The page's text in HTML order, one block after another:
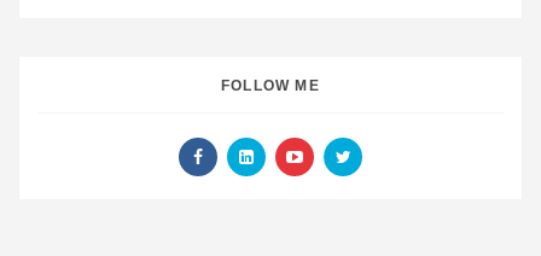
FOLLOW ME